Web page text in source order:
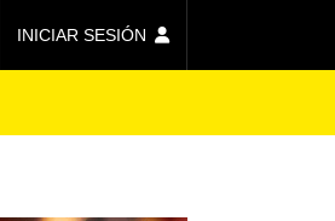
INICIAR SESIÓN